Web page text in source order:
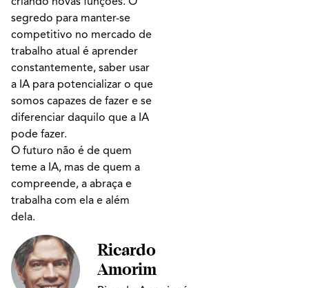
segredo para manter-se
competitivo no mercado de
trabalho atual é aprender
constantemente, saber usar
a IA para potencializar o que
somos capazes de fazer e se
diferenciar daquilo que a IA
pode fazer.
O futuro não é de quem
teme a IA, mas de quem a
compreende, a abraça e
trabalha com ela e além
dela.
Ricardo
Amorim